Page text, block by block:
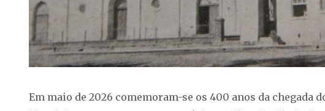
Em maio de 2026 comemoram-se os 400 anos da chegada